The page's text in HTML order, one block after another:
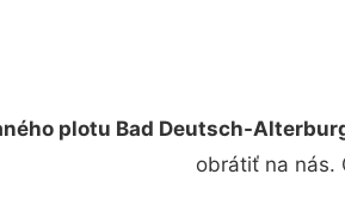
plotu Bad Deutsch-
obrátiť na nás.